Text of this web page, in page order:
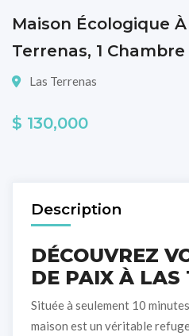
Maison Écologique
Terrenas, 1 Chambre
Las Terrenas
$ 130,000
Description
DÉCOUVREZ
DE PAIX À LAS
Située à seulement 10
maison est un véritable